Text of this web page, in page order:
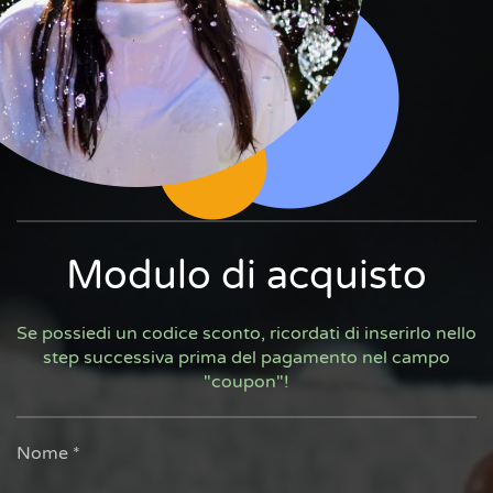
Modulo di acquisto
Se possiedi un codice sconto, ricordati di inserirlo nello
step successiva prima del pagamento nel campo
"coupon"!
Nome *